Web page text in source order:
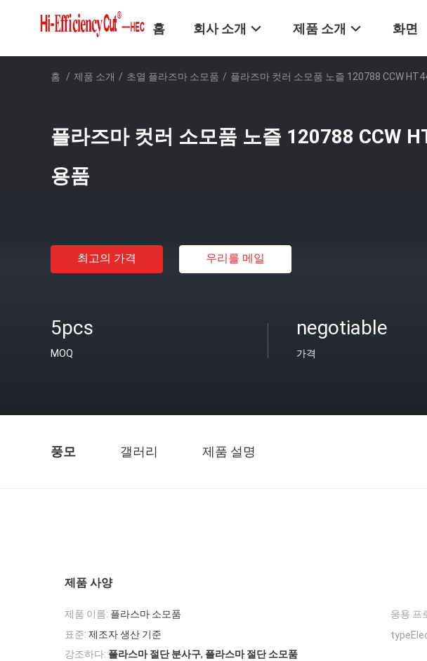
홈 회사 소개 제품 소개 화면
홈 / 제품 소개 / 초열 플라즈마 소모품 / 플라즈마 컷러 소모품 노즐 120788 CCW
플라즈마 컷러 소모품 노즐 120788 CCW
용품
최고의 가격 우리를 메일
5pcs
MOQ
negotiable
가격
풍모 갤러리 제품 설명
제품 사양
제품 이름: 플라스마 소모품 응용 프
표준: 제조자 생산 기준
강조하다: 플라스마 절단 분사구, 플라스마 절단 소모품